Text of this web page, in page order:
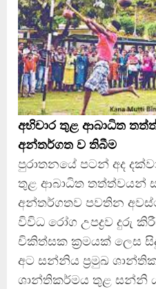
අභිචාර තුළ ආබාධිත
අන්තර්ගත ව තිබීම
පුරාතනයේ පටන් අද
තුළ ආබාධිත තත්ත්වයන්
අන්තර්ගතව පවතින
විවිධ රෝග උපද්‍රව දුරු
චිකිත්සක ක්‍රමයක් ලෙස
අට සන්නිය ප්‍රමුඛ
ශාන්තිකර්මය තුළ සන්නි